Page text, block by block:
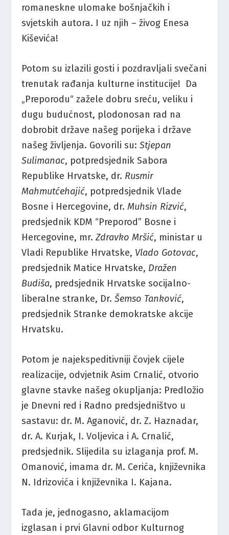
romaneskne ulomake bošnjačkih i
svjetskih autora. I uz njih – živog Enesa
Kiševića!
Potom su izlazili gosti i pozdravljali svečani
trenutak rađanja kulturne institucije! Da
„Preporodu“ zažele dobru sreću, veliku i
dugu budućnost, plodonosan rad na
dobrobit države našeg porijeka i države
našeg življenja. Govorili su:Stjepan
Sulimanac, potpredsjednik Sabora
Republike Hrvatske, dr. Rusmir
Mahmutćehajić, potpredsjednik Vlade
Bosne i Hercegovine, dr.Muhsin Rizvić,
predsjednik KDM “Preporod” Bosne i
Hercegovine, mr.Zdravko Mršić, ministar u
Vladi Republike Hrvatske, Vlado Gotovac,
predsjednik Matice Hrvatske, Dražen
Budiša, predsjednik Hrvatske socijalno-
liberalne stranke, Dr.Šemso Tanković,
predsjednik Stranke demokratske akcije
Hrvatsku.
Potom je najekspeditivniji čovjek cijele
realizacije, odvjetnik Asim Crnalić, otvorio
glavne stavke našeg okupljanja: Predložio
je Dnevni red i Radno predsjedništvo u
sastavu: dr. M. Aganović, dr. Z. Haznadar,
dr. A. Kurjak, I. Voljevica i A. Crnalić,
predsjednik. Slijedila su izlaganja prof. M.
Omanović, imama dr. M. Cerića, književnika
N. Idrizovića i književnika I. Kajana.
Tada je, jednogasno, aklamacijom
izglasan i prvi Glavni odbor Kulturnog